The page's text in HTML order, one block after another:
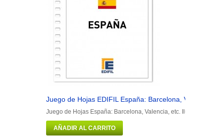
Juego de Hojas EDIFIL España: Barcelona, Valencia,
Juego de Hojas España: Barcelona, Valencia, etc. Ilustrado.
AÑADIR AL CARRITO